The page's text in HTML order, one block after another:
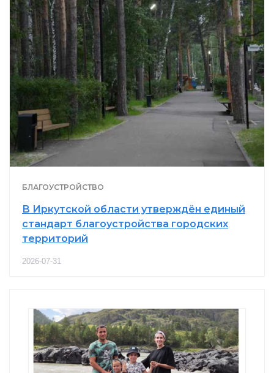
БЛАГОУСТРОЙСТВО
В Иркутской области утверждён единый
стандарт благоустройства городских
территорий
2026-07-31